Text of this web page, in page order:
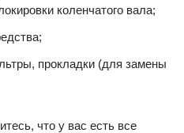
коленчатого вала;
прокладки (для замены
что у вас есть все